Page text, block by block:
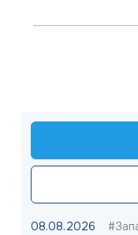
08.08.2026